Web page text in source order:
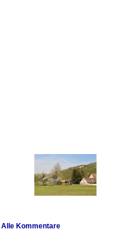
Alle Kommentare